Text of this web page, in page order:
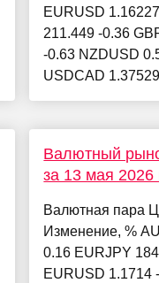
EURUSD
211.449 -0.36
-0.63 NZDUSD
USDCAD
Валютный
за 13 мая 2026
Валютная пара
Изменение, %
0.16 EURJPY
EURUSD 1.1714